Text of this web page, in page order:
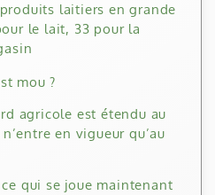
laitiers en grande
le lait, 33 pour la
mou ?
agricole est étendu au
en vigueur qu’au
ce qui se joue maintenant